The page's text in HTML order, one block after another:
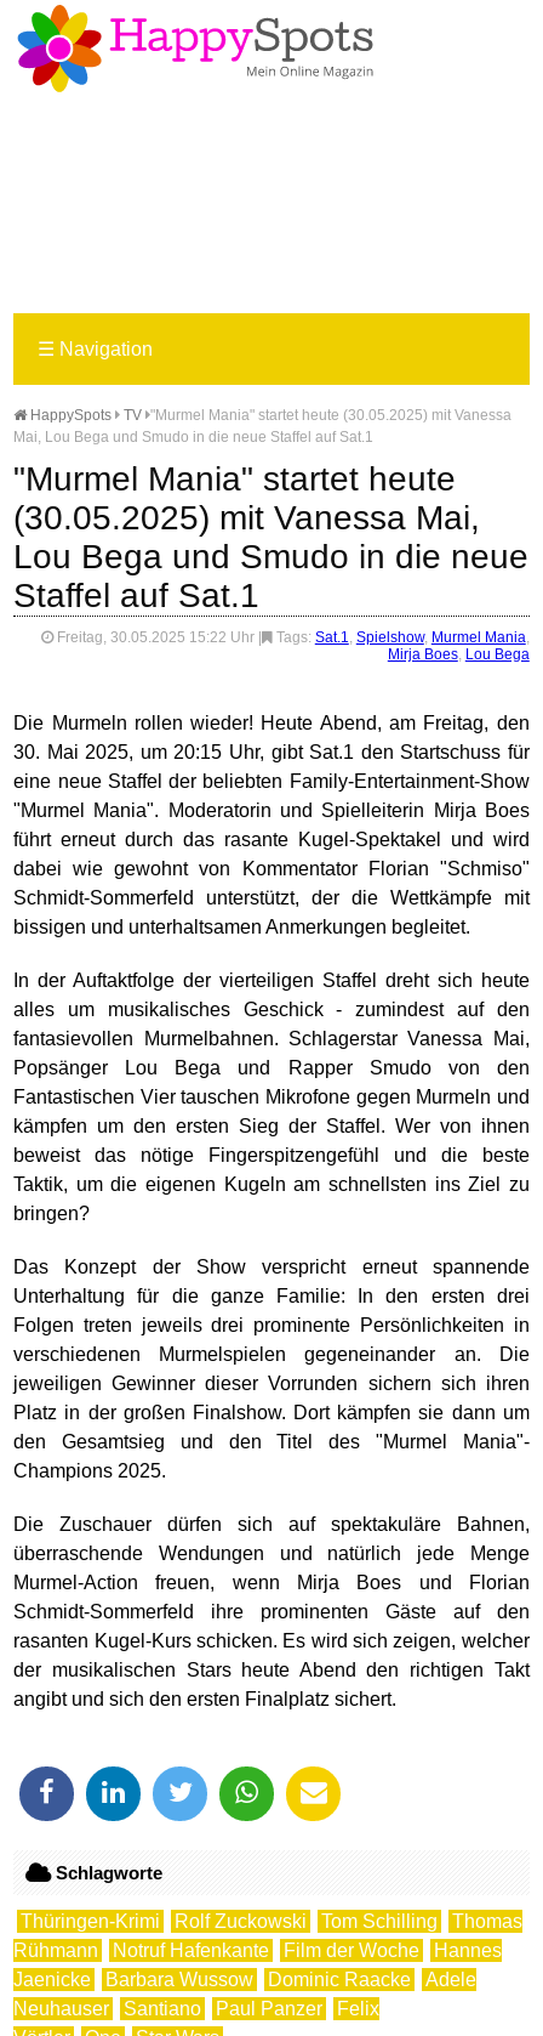
☰ Navigation
HappySpots TV "Murmel Mania" startet heute (30.05.2025) mit Vanessa
Mai, Lou Bega und Smudo in die neue Staffel auf Sat.1
"Murmel Mania" startet heute
(30.05.2025) mit Vanessa Mai,
Lou Bega und Smudo in die neue
Staffel auf Sat.1
Freitag, 30.05.2025 15:22 Uhr Tags: Sat.1, Spielshow, Murmel Mania,
Mirja Boes, Lou Bega
Die Murmeln rollen wieder! Heute Abend, am Freitag, den
30. Mai 2025, um 20:15 Uhr, gibt Sat.1 den Startschuss für
eine neue Staffel der beliebten Family-Entertainment-Show
"Murmel Mania". Moderatorin und Spielleiterin Mirja Boes
führt erneut durch das rasante Kugel-Spektakel und wird
dabei wie gewohnt von Kommentator Florian "Schmiso"
Schmidt-Sommerfeld unterstützt, der die Wettkämpfe mit
bissigen und unterhaltsamen Anmerkungen begleitet.
In der Auftaktfolge der vierteiligen Staffel dreht sich heute
alles um musikalisches Geschick - zumindest auf den
fantasievollen Murmelbahnen. Schlagerstar Vanessa Mai,
Popsänger Lou Bega und Rapper Smudo von den
Fantastischen Vier tauschen Mikrofone gegen Murmeln und
kämpfen um den ersten Sieg der Staffel. Wer von ihnen
beweist das nötige Fingerspitzengefühl und die beste
Taktik, um die eigenen Kugeln am schnellsten ins Ziel zu
bringen?
Das Konzept der Show verspricht erneut spannende
Unterhaltung für die ganze Familie: In den ersten drei
Folgen treten jeweils drei prominente Persönlichkeiten in
verschiedenen Murmelspielen gegeneinander an. Die
jeweiligen Gewinner dieser Vorrunden sichern sich ihren
Platz in der großen Finalshow. Dort kämpfen sie dann um
den Gesamtsieg und den Titel des "Murmel Mania"-
Champions 2025.
Die Zuschauer dürfen sich auf spektakuläre Bahnen,
überraschende Wendungen und natürlich jede Menge
Murmel-Action freuen, wenn Mirja Boes und Florian
Schmidt-Sommerfeld ihre prominenten Gäste auf den
rasanten Kugel-Kurs schicken. Es wird sich zeigen, welcher
der musikalischen Stars heute Abend den richtigen Takt
angibt und sich den ersten Finalplatz sichert.
Schlagworte
Thüringen-Krimi Rolf Zuckowski Tom Schilling
Thomas
Rühmann
Notruf Hafenkante Film der Woche
Hannes
Jaenicke
Barbara Wussow Dominic Raacke
Adele
Neuhauser
Santiano Paul Panzer
Felix